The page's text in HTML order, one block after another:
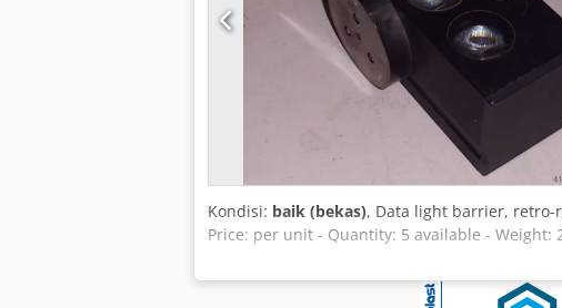
Kondisi: baik (bekas), Data light barrier, retro-
Price: per unit - Quantity: 5 available - Weight: